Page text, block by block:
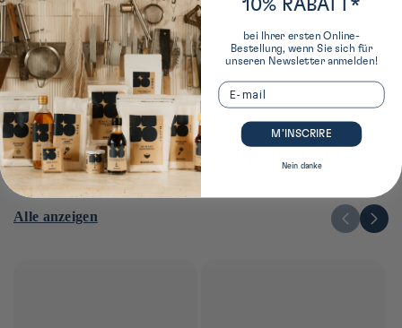
Das Wesentliche der japanischen
Küche
Alle anzeigen
10% RABATT*
bei Ihrer ersten Online-
Bestellung, wenn Sie sich für
unseren Newsletter anmelden!
Email
M’INSCRIRE
Nein danke